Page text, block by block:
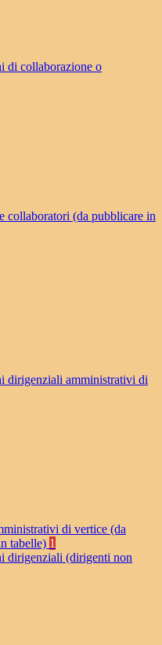
di collaborazione o
collaboratori (da pubblicare in
dirigenziali amministrativi di
di vertice (da
tabelle) 1
dirigenziali (dirigenti non